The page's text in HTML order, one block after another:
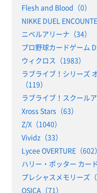
Flesh and Blood（0）
NIKKE DUEL
ニベルアリーナ（34）
プロ野球カードゲーム
ウィクロス（1983）
ラブライブ！シリーズ
（119）
ラブライブ！スクール
Xross Stars（63）
Z/X（1040）
Vividz（33）
Lycee OVERTURE（602）
ハリー・ポッター カー
プレシャスメモリーズ（
OSICA（71）